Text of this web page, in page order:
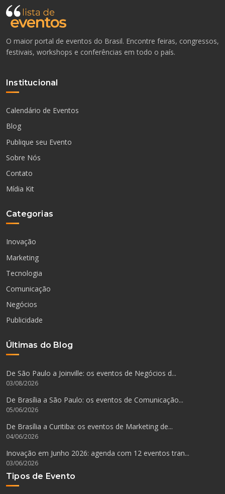
O maior portal de eventos do Brasil. Encontre feiras, congressos,
festivais, workshops e conferências em todo o país.
Institucional
Calendário de Eventos
Blog
Publique seu Evento
Sobre Nós
Contato
Mídia Kit
Categorias
Inovação
Marketing
Tecnologia
Comunicação
Negócios
Publicidade
Últimas do Blog
De São Paulo a Joinville: os eventos de Negócios d...
03/08/2026
De Brasília a São Paulo: os eventos de Comunicação...
05/06/2026
De Brasília a Curitiba: os eventos de Marketing de...
04/06/2026
Inovação em Junho 2026: agenda com 12 eventos tran...
03/06/2026
Tipos de Evento